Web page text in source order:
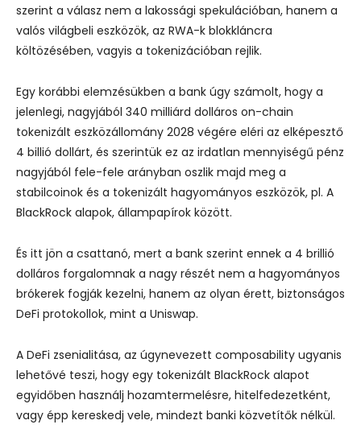
szerint a válasz nem a lakossági spekulációban, hanem a
valós világbeli eszközök, az RWA-k blokkláncra
költözésében, vagyis a tokenizációban rejlik.
Egy korábbi elemzésükben a bank úgy számolt, hogy a
jelenlegi, nagyjából 340 milliárd dolláros on-chain
tokenizált eszközállomány 2028 végére eléri az elképesztő
4 billió dollárt, és szerintük ez az irdatlan mennyiségű pénz
nagyjából fele-fele arányban oszlik majd meg a
stabilcoinok és a tokenizált hagyományos eszközök, pl. A
BlackRock alapok, állampapírok között.
És itt jön a csattanó, mert a bank szerint ennek a 4 brillió
dolláros forgalomnak a nagy részét nem a hagyományos
brókerek fogják kezelni, hanem az olyan érett, biztonságos
DeFi protokollok, mint a Uniswap.
A DeFi zsenialitása, az úgynevezett composability ugyanis
lehetővé teszi, hogy egy tokenizált BlackRock alapot
egyidőben használj hozamtermelésre, hitelfedezetként,
vagy épp kereskedj vele, mindezt banki közvetítők nélkül.